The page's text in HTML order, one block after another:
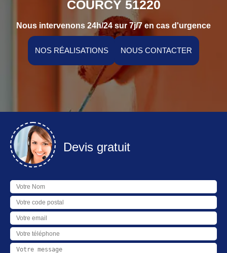
COURCY 51220
Nous intervenons 24h/24 sur 7j/7 en cas d'urgence
NOS RÉALISATIONS NOUS CONTACTER
Devis gratuit